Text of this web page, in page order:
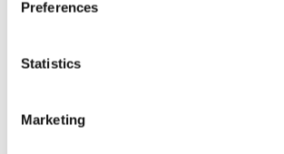
Preferences
Statistics
Marketing
noen av kravene og tiltakene som